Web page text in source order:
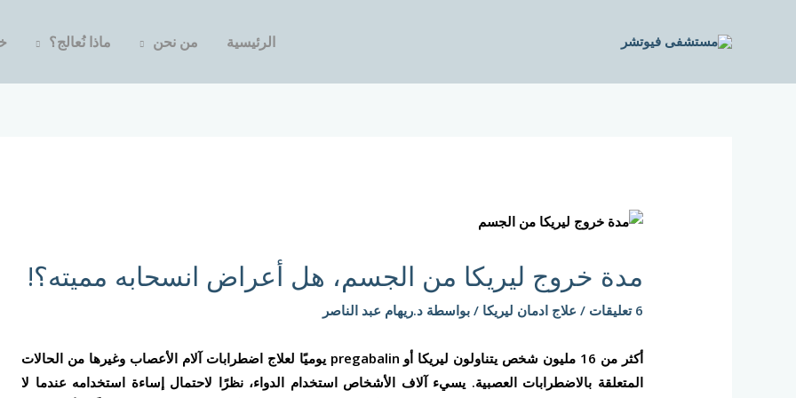
الرئيسية من نحن ماذا نُعالج؟
مدة خروج ليريكا من الجسم، هل أعراض انسحابه مميته؟!
6 تعليقات / علاج ادمان ليريكا / بواسطة د.ريهام عبد الناصر
أكثر من 16 مليون شخص يتناولون ليريكا أو pregabalin يوميًا لعلاج اضطرابات آلام الأعصاب وغيرها من الحالات
المتعلقة بالاضطرابات العصبية. يسيء آلاف الأشخاص استخدام الدواء، نظرًا لاحتمال إساءة استخدامه عندما لا